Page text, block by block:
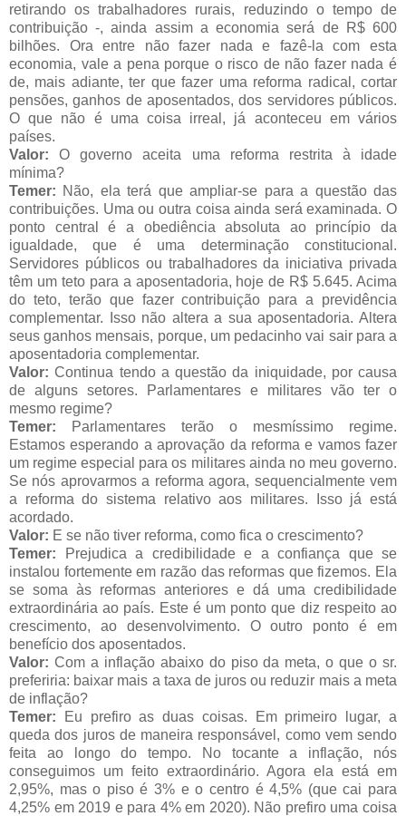
retirando os trabalhadores rurais, reduzindo o tempo de
contribuição -, ainda assim a economia será de R$ 600
bilhões. Ora entre não fazer nada e fazê-la com esta
economia, vale a pena porque o risco de não fazer nada é
de, mais adiante, ter que fazer uma reforma radical, cortar
pensões, ganhos de aposentados, dos servidores públicos.
O que não é uma coisa irreal, já aconteceu em vários
países.
Valor: O governo aceita uma reforma restrita à idade
mínima?
Temer: Não, ela terá que ampliar-se para a questão das
contribuições. Uma ou outra coisa ainda será examinada. O
ponto central é a obediência absoluta ao princípio da
igualdade, que é uma determinação constitucional.
Servidores públicos ou trabalhadores da iniciativa privada
têm um teto para a aposentadoria, hoje de R$ 5.645. Acima
do teto, terão que fazer contribuição para a previdência
complementar. Isso não altera a sua aposentadoria. Altera
seus ganhos mensais, porque, um pedacinho vai sair para a
aposentadoria complementar.
Valor: Continua tendo a questão da iniquidade, por causa
de alguns setores. Parlamentares e militares vão ter o
mesmo regime?
Temer: Parlamentares terão o mesmíssimo regime.
Estamos esperando a aprovação da reforma e vamos fazer
um regime especial para os militares ainda no meu governo.
Se nós aprovarmos a reforma agora, sequencialmente vem
a reforma do sistema relativo aos militares. Isso já está
acordado.
Valor: E se não tiver reforma, como fica o crescimento?
Temer: Prejudica a credibilidade e a confiança que se
instalou fortemente em razão das reformas que fizemos. Ela
se soma às reformas anteriores e dá uma credibilidade
extraordinária ao país. Este é um ponto que diz respeito ao
crescimento, ao desenvolvimento. O outro ponto é em
benefício dos aposentados.
Valor: Com a inflação abaixo do piso da meta, o que o sr.
preferiria: baixar mais a taxa de juros ou reduzir mais a meta
de inflação?
Temer:
Eu prefiro as duas coisas. Em primeiro lugar, a
queda dos juros de maneira responsável, como vem sendo
feita ao longo do tempo. No tocante a inflação, nós
conseguimos um feito extraordinário. Agora ela está em
2,95%, mas o piso é 3% e o centro é 4,5% (que cai para
4,25% em 2019 e para 4% em 2020). Não prefiro uma coisa